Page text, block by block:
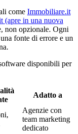
come Immobiliare.it
(apre in una nuova
non opzionale. Ogni
fonte di errore e un
disponibili per
Adatto a
Agenzie con
team marketing
dedicato